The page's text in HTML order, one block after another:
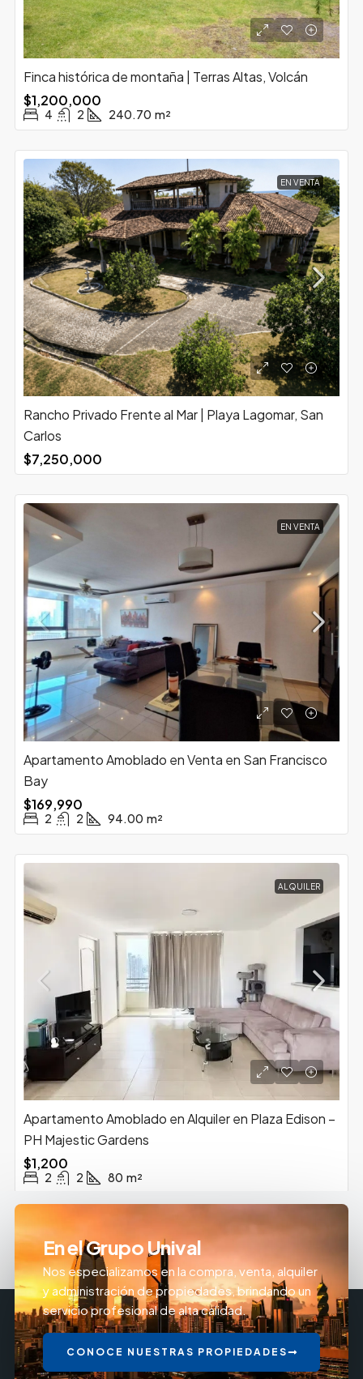
Finca histórica de montaña | Terras Altas, Volcán
$1,200,000
4 2 240.70 m²
EN VENTA
Rancho Privado Frente al Mar | Playa Lagomar, San
Carlos
$7,250,000
EN VENTA
Apartamento Amoblado en Venta en San Francisco
Bay
$169,990
2 2 94.00 m²
ALQUILER
Apartamento Amoblado en Alquiler en Plaza Edison –
PH Majestic Gardens
$1,200
2 2 80 m²
En el Grupo Unival
Nos especializamos en la compra, venta, alquiler
y administración de propiedades, brindando un
servicio profesional de alta calidad.
CONOCE NUESTRAS PROPIEDADES